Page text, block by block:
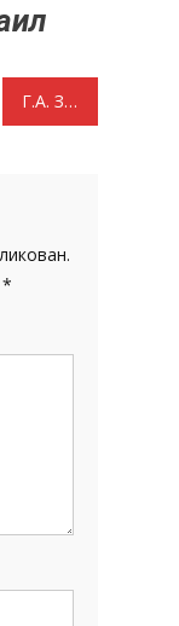
Г.А. Зюганов: Ради будущего страны, во имя победы!
*